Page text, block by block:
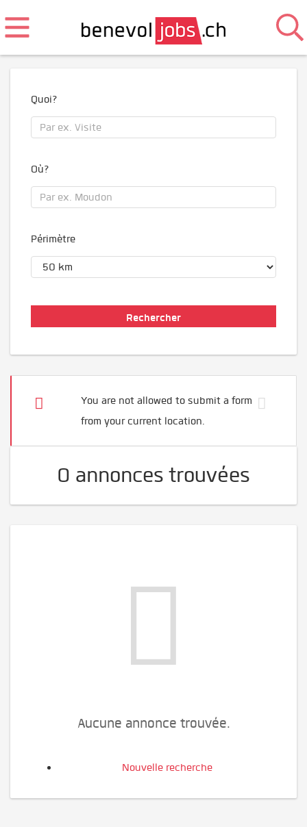
Quoi?
Où?
Périmètre
You are not allowed to submit a form
from your current location.
0 annonces trouvées
Aucune annonce trouvée.
Nouvelle recherche